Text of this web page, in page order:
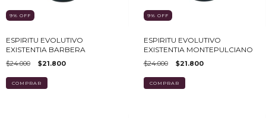
9% OFF
ESPIRITU EVOLUTIVO
EXISTENTIA BARBERA
$24.000 $21.800
9% OFF
ESPIRITU EVOLUTIVO
EXISTENTIA MONTEPULCIANO
$24.000 $21.800